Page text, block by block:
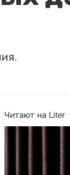
Читают на Liter